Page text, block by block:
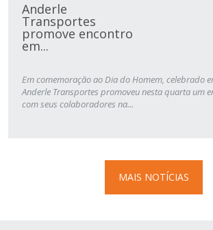
Anderle
Transportes
promove encontro
em...
Em comemoração ao Dia do Homem, celebrado
Anderle Transportes promoveu nesta quarta um
com seus colaboradores na...
MAIS NOTÍCIAS